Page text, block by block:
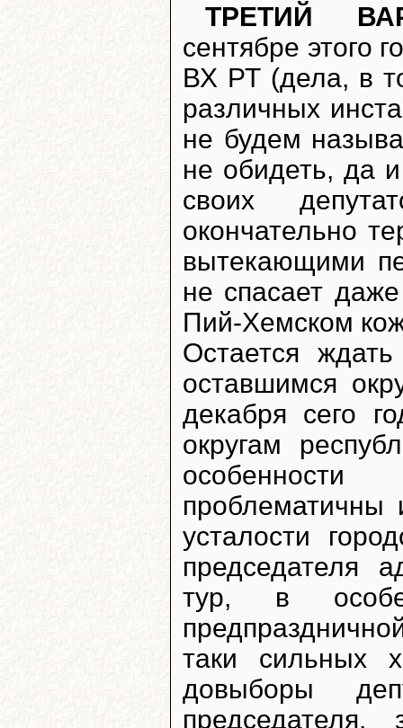
ТРЕТИЙ
сентябре этого
ВХ РТ (дела, в
различных
не будем
не обидеть, да
своих
окончательно
вытекающими
не спасает
Пий-Хемском
Остается
оставшимся
декабря сего
округам
проблематичны
усталости
председателя
тур, в
таки сильных
довыборы